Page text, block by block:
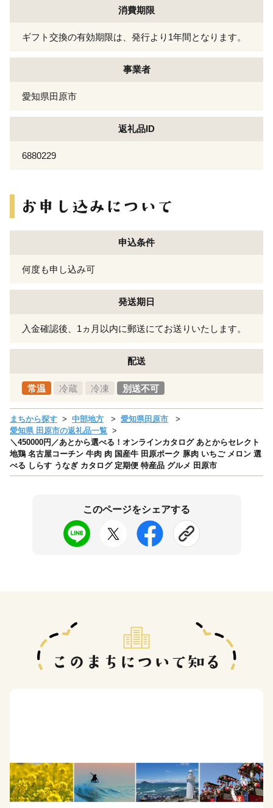
消費期限
ギフト交換の有効期限は、発行より1年間となります。
事業者
愛知県田原市
返礼品ID
6880229
申込条件
何度も申し込み可
発送期日
入金確認後、1ヵ月以内に郵送にてお送りいたします。
配送
常温 冷蔵 冷凍 別送不可
まちから探す 中部地方
愛知県田原市
愛知県 田原市の返礼品一覧
＼450000円／あとから選べる！オンラインカタログ あとからセレクト
地鶏 名古屋コーチン 牛肉 肉 国産牛 田原ポーク 豚肉 いちご メロン 選
べる しらす うなぎ カタログ 定期便 特産品 グルメ 田原市
このページをシェアする